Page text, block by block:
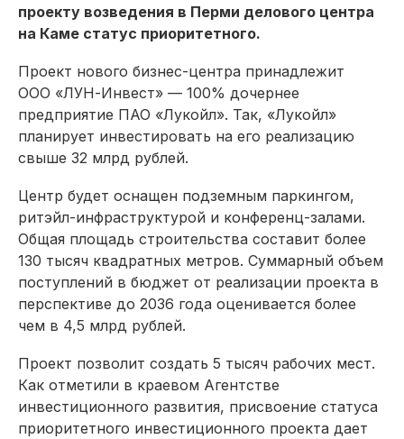
проекту возведения в Перми делового центра
на Каме статус приоритетного.
Проект нового бизнес-центра принадлежит
ООО «ЛУН-Инвест» — 100% дочернее
предприятие ПАО «Лукойл». Так, «Лукойл»
планирует инвестировать на его реализацию
свыше 32 млрд рублей.
Центр будет оснащен подземным паркингом,
ритэйл-инфраструктурой и конференц-залами.
Общая площадь строительства составит более
130 тысяч квадратных метров. Суммарный объем
поступлений в бюджет от реализации проекта в
перспективе до 2036 года оценивается более
чем в 4,5 млрд рублей.
Проект позволит создать 5 тысяч рабочих мест.
Как отметили в краевом Агентстве
инвестиционного развития, присвоение статуса
приоритетного инвестиционного проекта дает